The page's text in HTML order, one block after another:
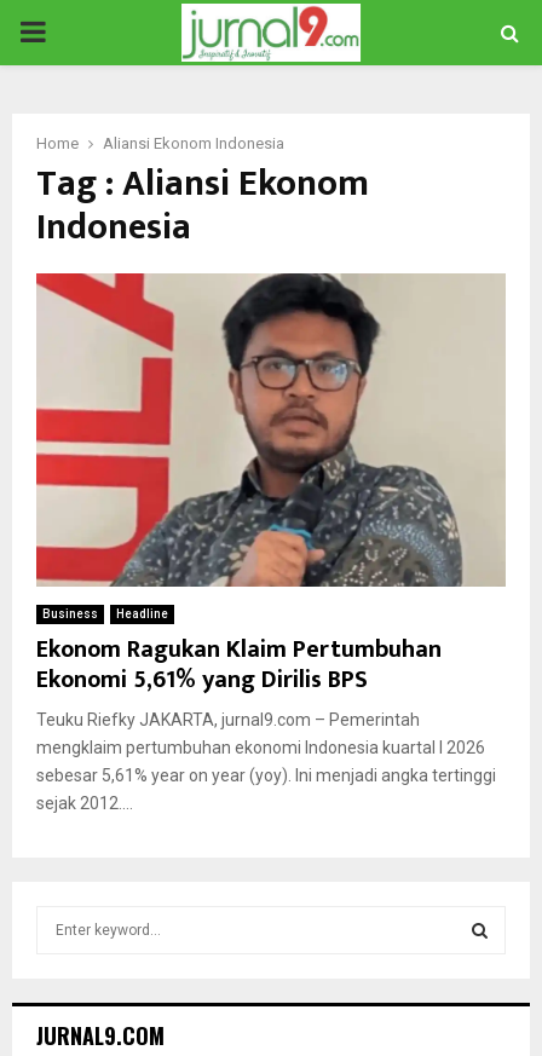
PRIMARY
Home Aliansi Ekonom Indonesia
Tag : Aliansi Ekonom
Indonesia
Business Headline
Ekonom Ragukan Klaim Pertumbuhan
Ekonomi 5,61% yang Dirilis BPS
Teuku Riefky JAKARTA, jurnal9.com – Pemerintah
mengklaim pertumbuhan ekonomi Indonesia kuartal I 2026
sebesar 5,61% year on year (yoy). Ini menjadi angka tertinggi
sejak 2012....
h
JURNAL9.COM